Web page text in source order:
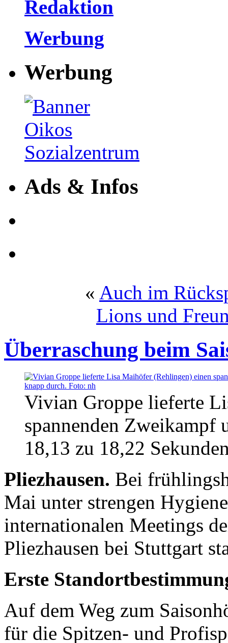
Redaktion
Werbung
Werbung
Ads & Infos
« Auch im
Lions und
Überraschung beim
Vivian Groppe lieferte
spannenden Zweikampf
18,13 zu 18,22
Pliezhausen. Bei
Mai unter strengen
internationalen Meetings
Pliezhausen bei Stuttgart
Erste
Auf dem Weg zum
für die Spitzen- und